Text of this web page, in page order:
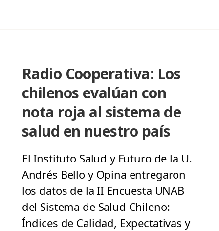
Radio Cooperativa: Los
chilenos evalúan con
nota roja al sistema de
salud en nuestro país
El Instituto Salud y Futuro de la U.
Andrés Bello y Opina entregaron
los datos de la II Encuesta UNAB
del Sistema de Salud Chileno:
Índices de Calidad, Expectativas y